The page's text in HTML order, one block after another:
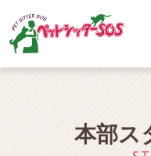
本部ス